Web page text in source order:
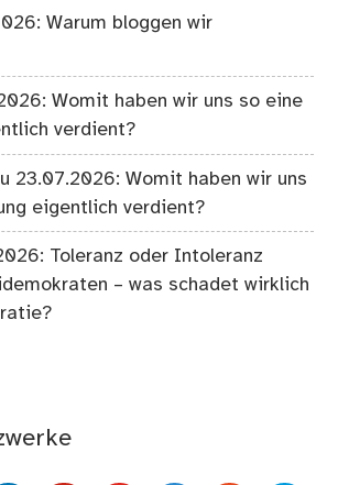
Warum bloggen wir
Womit haben wir uns so eine
verdient?
23.07.2026: Womit haben wir uns
eigentlich verdient?
Toleranz oder Intoleranz
– was schadet wirklich